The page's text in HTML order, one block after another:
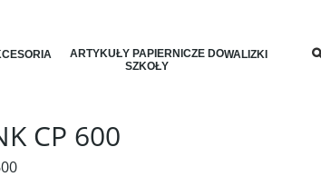
ARTYKUŁY PAPIERNICZE DO
SZKOŁY
WALIZKI
CP 600